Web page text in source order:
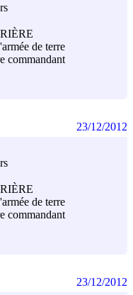
de terre
commandant
de terre
commandant
23/12/2012
23/12/2012